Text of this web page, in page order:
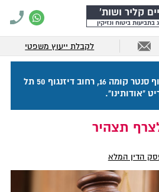
קליר ושות'
בתביעות ביטוח ונזיקין
לקבלת ייעוץ משפטי
כתובתנו: מגדל על דיזנגוף סנטר קומה 16, רחוב דיזנגוף 50 תל
"אודותינו".
תצהיר
הדין המלא